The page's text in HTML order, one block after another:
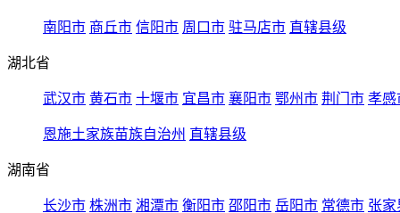
南阳市 商丘市 信阳市 周口市 驻马店市 直辖县级
湖北省
武汉市 黄石市 十堰市 宜昌市 襄阳市 鄂州市 荆门市 孝感
恩施土家族苗族自治州 直辖县级
湖南省
长沙市 株洲市 湘潭市 衡阳市 邵阳市 岳阳市 常德市 张家